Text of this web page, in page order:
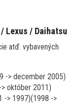
Lexus / Daihatsu
atď. vybavených
-> december 2005)
október 2011)
-> 1997)(1998 ->